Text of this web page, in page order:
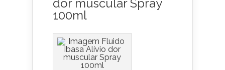
dor muscular Spray
100ml